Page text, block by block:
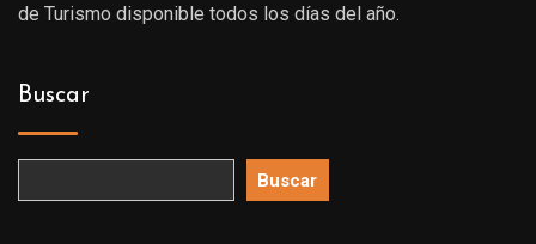
de Turismo disponible todos los días del año.
Buscar
Buscar